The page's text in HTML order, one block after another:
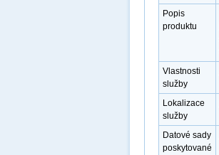
Popis
produktu
Vlastnosti
služby
Lokalizace
služby
Datové sady
poskytované